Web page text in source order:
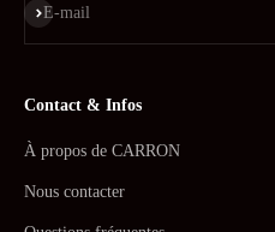
E-mail
S'inscrire
Contact & Infos
À propos de CARRON
Nous contacter